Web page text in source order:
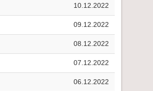
10.12.2022
09.12.2022
08.12.2022
07.12.2022
06.12.2022